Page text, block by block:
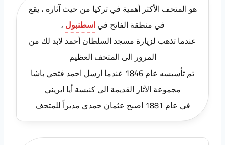
هو المتحف الأكثر أهمية في تركيا من حيث آثاره ، يقع
في منطقة الفاتح فياسطنبول ،
عندما تذهب لزيارة مسجد السلطان أحمد لابد لك من
المرور الى المتحف العظيم
تم تأسيسه عام 1846 عندما ارسل احمد فتحي باشا
مجموعة الأثار القديمة الى كنيسة أيا ايريني
في عام 1881 اصبح عثمان حمدي مديراً للمتحف